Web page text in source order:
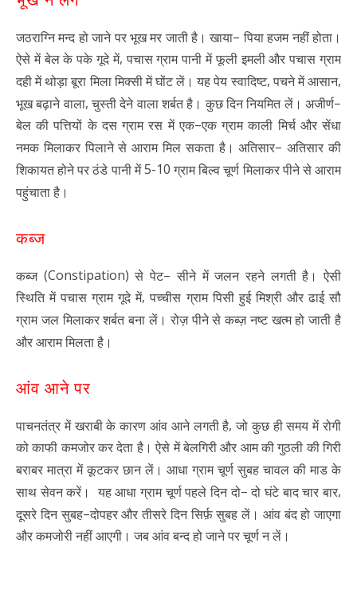
जठराग्नि मन्द हो जाने पर भूख मर जाती है। खाया–पिया हजम नहीं होता।
ऐसे में बेल के पके गूदे में,पचास ग्राम पानी में फूली इमली और पचास ग्राम
दही में थोड़ा बूरा मिला मिक्सी में घोंट लें। यह पेय स्वादिष्ट,पचने में आसान,
भूख बढ़ाने वाला,चुस्ती देने वाला शर्बत है। कुछ दिन नियमित लें। अजीर्ण–
बेल की पत्तियों के दस ग्राम रस में एक–एक ग्राम काली मिर्च और सेंधा
नमक मिलाकर पिलाने से आराम मिल सकता है। अतिसार–अतिसार की
शिकायत होने पर ठंडे पानी में5-10ग्राम बिल्व चूर्ण मिलाकर पीने से आराम
पहुंचाता है।
कब्ज
कब्ज (Constipation)से पेट–सीने में जलन रहने लगती है। ऐसी
स्थिति में पचास ग्राम गूदे में,पच्चीस ग्राम पिसी हुई मिश्री और ढाई सौ
ग्राम जल मिलाकर शर्बत बना लें। रोज़ पीने से कब्ज़ नष्ट खत्म हो जाती है
और आराम मिलता है।
आंव आने पर
पाचनतंत्र में खराबी के कारण आंव आने लगती है,जो कुछ ही समय में रोगी
को काफी कमजोर कर देता है। ऐसे में बेलगिरी और आम की गुठली की गिरी
बराबर मात्रा में कूटकर छान लें। आधा ग्राम चूर्ण सुबह चावल की माड के
साथ सेवन करें। यह आधा ग्राम चूर्ण पहले दिन दो–दो घंटे बाद चार बार,
दूसरे दिन सुबह–दोपहर और तीसरे दिन सिर्फ़ सुबह लें। आंव बंद हो जाएगा
और कमजोरी नहीं आएगी। जब आंव बन्द हो जाने पर चूर्ण न लें।